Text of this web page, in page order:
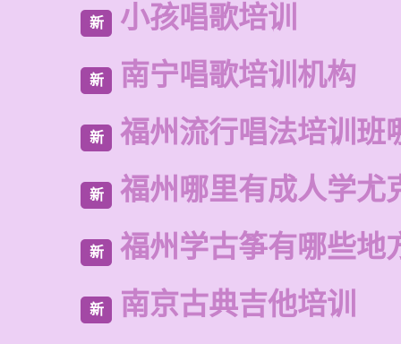
新 小孩唱歌培训
新 南宁唱歌培训机构
新 福州流行唱法培训班
新 福州哪里有成人学尤
新 福州学古筝有哪些地
新 南京古典吉他培训